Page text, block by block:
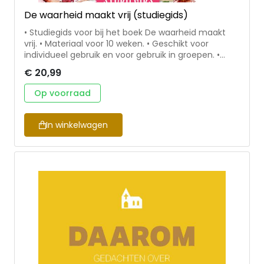
De waarheid maakt vrij (studiegids)
• Studiegids voor bij het boek De waarheid maakt
vrij. • Materiaal voor 10 weken. • Geschikt voor
individueel gebruik en voor gebruik in groepen. •
relevante stuk uit De waarheid maakt vrij, huiswerk
dat persoonlijk gemaakt moet worden en vragen
voor een groepsgesprek. Nancy DeMoss Wolgemuth
houdt ervan om anderen naar de waarheid van
Gods Woord te leiden. Haar boek Lies Women
Believe is al in 26 talen vertaald. Ze woont samen
met haar man in Michigan, Verenigde Staten.
€ 20,99
Op voorraad
In winkelwagen